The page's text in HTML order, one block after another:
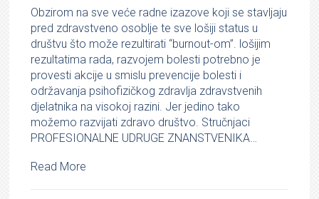
Obzirom na sve veće radne izazove koji se stavljaju
pred zdravstveno osoblje te sve lošiji status u
društvu što može rezultirati “burnout-om”. lošijim
rezultatima rada, razvojem bolesti potrebno je
provesti akcije u smislu prevencije bolesti i
održavanja psihofizičkog zdravlja zdravstvenih
djelatnika na visokoj razini. Jer jedino tako
možemo razvijati zdravo društvo. Stručnjaci
PROFESIONALNE UDRUGE ZNANSTVENIKA…
Read More